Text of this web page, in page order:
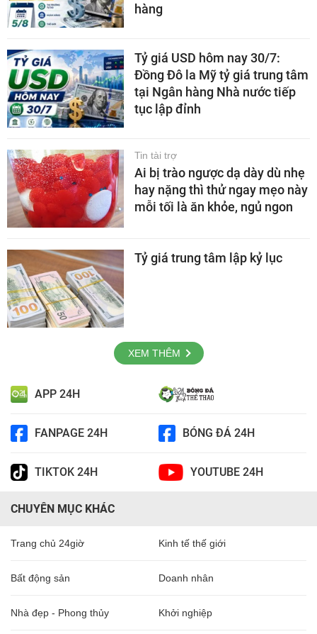
hàng
Tỷ giá USD hôm nay 30/7:
Đồng Đô la Mỹ tỷ giá trung tâm
tại Ngân hàng Nhà nước tiếp
tục lập đỉnh
Tin tài trợ
Ai bị trào ngược dạ dày dù nhẹ
hay nặng thì thử ngay mẹo này
mỗi tối là ăn khỏe, ngủ ngon
Tỷ giá trung tâm lập kỷ lục
XEM THÊM
APP 24H
FANPAGE 24H BÓNG ĐÁ 24H
TIKTOK 24H YOUTUBE 24H
CHUYÊN MỤC KHÁC
Trang chủ 24giờ Kinh tế thế giới
Bất động sản Doanh nhân
Nhà đẹp - Phong thủy Khởi nghiệp